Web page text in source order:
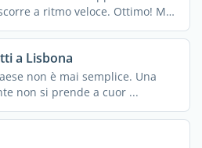
a ritmo veloce. Ottimo! Ma
a Lisbona
non è mai semplice. Una
non si prende a cuor ...